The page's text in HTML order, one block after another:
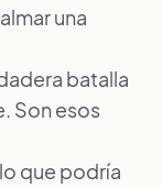
una
batalla
Son esos
que podría